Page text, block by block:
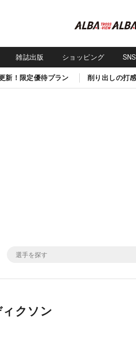
雑誌出版 ショッピング
新！限定優待プラン 削り出しの打
クソン